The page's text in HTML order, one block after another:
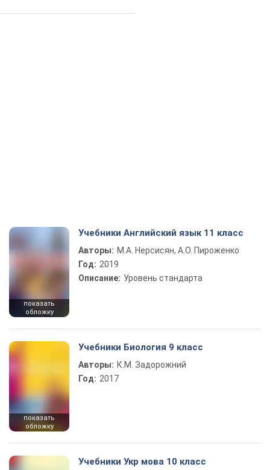
показать
обложку
Учебники Английский язык 11 класс
Авторы: М.А. Нерсисян, А.О. Пироженко
Год: 2019
Описание: Уровень стандарта
показать
обложку
Учебники Биология 9 класс
Авторы: К.М. Задорожний
Год: 2017
Учебники Укр мова 10 класс